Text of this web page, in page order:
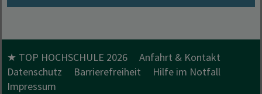
★ TOP HOCHSCHULE 2026
Anfahrt & Kontakt
Datenschutz
Barrierefreiheit
Hilfe im Notfall
Impressum